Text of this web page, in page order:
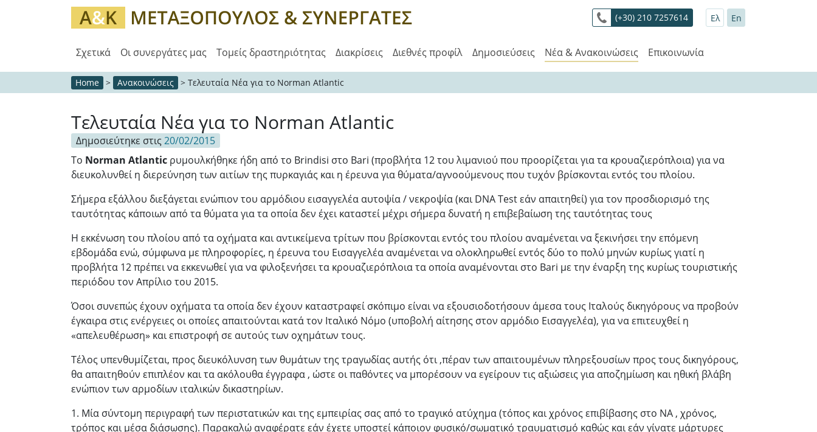
(+30) 210 7257614 Ελ En
Σχετικά Οι συνεργάτες μας Τομείς δραστηριότητας Διακρίσεις Διεθνές προφίλ Δημοσιεύσεις Νέα & Ανακοινώσεις Επικοινωνία
Home > Ανακοινώσεις > Τελευταία Νέα για το Norman Atlantic
Τελευταία Νέα για το Norman Atlantic
Δημοσιεύτηκε στις 20/02/2015
Tο Norman Atlantic ρυμουλκήθηκε ήδη από το Βrindisi στο Βari (προβλήτα 12 του λιμανιού που προορίζεται για τα κρουαζιερόπλοια) για να
διευκολυνθεί η διερεύνηση των αιτίων της πυρκαγιάς και η έρευνα για θύματα/αγνοούμενους που τυχόν βρίσκονται εντός του πλοίου.
Σήμερα εξάλλου διεξάγεται ενώπιον του αρμόδιου εισαγγελέα αυτοψία / νεκροψία (και DNA Test εάν απαιτηθεί) για τον προσδιορισμό της
ταυτότητας κάποιων από τα θύματα για τα οποία δεν έχει καταστεί μέχρι σήμερα δυνατή η επιβεβαίωση της ταυτότητας τους
Η εκκένωση του πλοίου από τα οχήματα και αντικείμενα τρίτων που βρίσκονται εντός του πλοίου αναμένεται να ξεκινήσει την επόμενη
εβδομάδα ενώ, σύμφωνα με πληροφορίες, η έρευνα του Εισαγγελέα αναμένεται να ολοκληρωθεί εντός δύο το πολύ μηνών κυρίως γιατί η
προβλήτα 12 πρέπει να εκκενωθεί για να φιλοξενήσει τα κρουαζιερόπλοια τα οποία αναμένονται στο Bari με την έναρξη της κυρίως τουριστικής
περιόδου τον Απρίλιο του 2015.
Όσοι συνεπώς έχουν οχήματα τα οποία δεν έχουν καταστραφεί σκόπιμο είναι να εξουσιοδοτήσουν άμεσα τους Ιταλούς δικηγόρους να προβούν
έγκαιρα στις ενέργειες οι οποίες απαιτούνται κατά τον Ιταλικό Νόμο (υποβολή αίτησης στον αρμόδιο Εισαγγελέα), για να επιτευχθεί η
«απελευθέρωση» και επιστροφή σε αυτούς των οχημάτων τους.
Τέλος υπενθυμίζεται, προς διευκόλυνση των θυμάτων της τραγωδίας αυτής ότι ,πέραν των απαιτουμένων πληρεξουσίων προς τους δικηγόρους,
θα απαιτηθούν επιπλέον και τα ακόλουθα έγγραφα , ώστε οι παθόντες να μπορέσουν να εγείρουν τις αξιώσεις για αποζημίωση και ηθική βλάβη
ενώπιον των αρμοδίων ιταλικών δικαστηρίων.
1. Μία σύντομη περιγραφή των περιστατικών και της εμπειρίας σας από το τραγικό ατύχημα (τόπος και χρόνος επιβίβασης στο ΝΑ , χρόνος,
τρόπος και μέσα διάσωσης). Παρακαλώ αναφέρατε εάν έχετε υποστεί κάποιον φυσικό/σωματικό τραυματισμό καθώς και εάν γίνατε μάρτυρες